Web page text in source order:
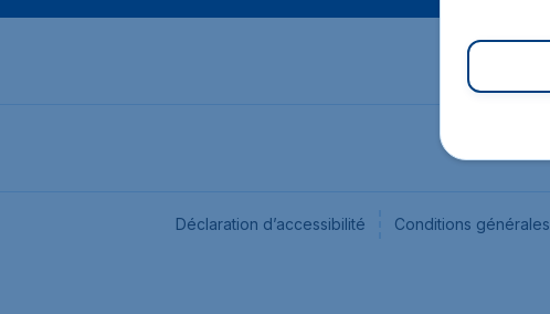
Déclaration d’accessibilité Conditions générales